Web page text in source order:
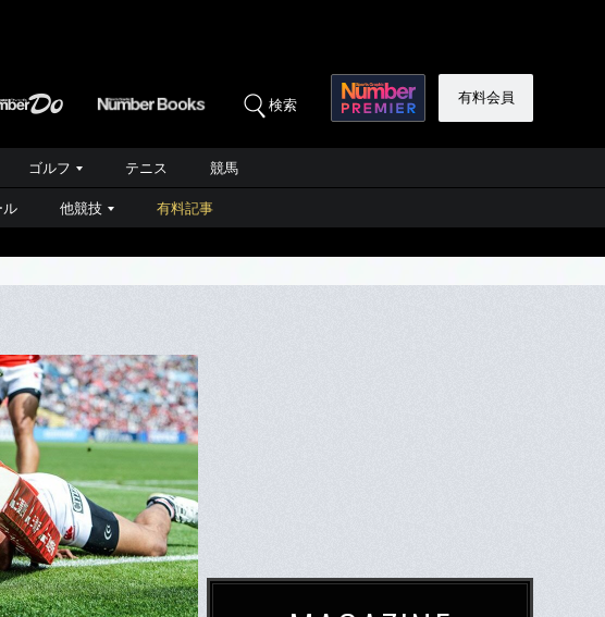
検索 有料会員
ゴルフ テニス 競馬
ル 他競技 有料記事